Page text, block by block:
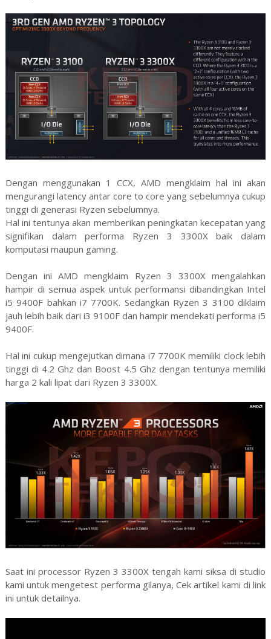
Dengan menggunakan 1 CCX, AMD mengklaim hal ini akan
mengurangi latency antar core to core yang sebelumnya cukup
tinggi di generasi Ryzen sebelumnya.
Hal ini tentunya akan memberikan peningkatan kecepatan yang
signifikan dalam performa Ryzen 3 3300X baik dalam
komputasi maupun gaming.
Dengan ini AMD mengklaim Ryzen 3 3300X mengalahkan
hampir di semua aspek untuk performansi dibandingkan Intel
i5 9400F bahkan i7 7700K. Sedangkan Ryzen 3 3100 diklaim
jauh lebih baik dari i3 9100F dan hampir mendekati performa i5
9400F.
Hal ini cukup mengejutkan dimana i7 7700K memiliki clock lebih
tinggi di 4.2 Ghz dan Boost 4.5 Ghz dengan tentunya memiliki
harga 2 kali lipat dari Ryzen 3 3300X.
Saat ini processor Ryzen 3 3300X tengah kami siksa di studio
kami untuk mengetest performa gilanya, Cek artikel kami di link
ini untuk detailnya.